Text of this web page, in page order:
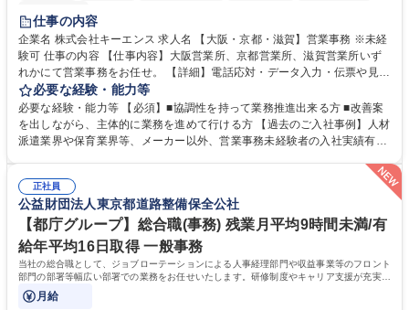
土日祝休み
仕事の内容
企業名 株式会社キーエンス 求人名 【大阪・京都・滋賀】営業事務 ※未経
験可 仕事の内容 【仕事内容】大阪営業所、京都営業所、滋賀営業所いず
れかにて営業事務をお任せ。 【詳細】電話応対・データ入力・伝票や見積
の作成・カタログ送付・来客対応・営業所内で発生する事務業務や業務改
善をお任せ。 【教育制度】ご入社後、育成担当とペアになりながらOJTに
て業務を覚えていただくことが可能です。業務システムがきちんと構築さ
れているため、スムーズに仕事に慣れることができる環境です。また、
常に改善を目指す風土のため、安心して業務に取り組んでいただけます。
募集職種 【大阪・京都・滋賀】営業事務 ※未経験可
必要な経験・能力等
必要な経験・能力等 【必須】■協調性を持って業務推進出来る方 ■改善案
を出しながら、主体的に業務を進めて行ける方 【過去のご入社事例】人材
派遣業界や保育業界等、メーカー以外、営業事務未経験者の入社実績有
により、キーエンスの付加価値向上に貢献します。ベースの定型業務に加
えて、お客様や社員の状況に合わせ、能動的なサポート、改善の動きも期
待され。組織を支えるスペシャリストとして、チームに貢献し、結果的に
社員から頼られる存在になることができます。平均19:30の退勤以降の業
務の持ち帰りも禁止されており、メリハリのある働き方となります。 学
歴・資格 学歴：大学院 大学 高専 短大 語学力： 資格：
正社員
公益財団法人東京都道路整備保全公社
【都庁グループ】総合職(事務) 残業月平均9時間未満/有
給年平均16日取得 一般事務
当社の総合職として、ジョブローテーションによる人事経理部門や収益事業等のフロント
部門の部署等幅広い部署での業務をお任せいたします。研修制度やキャリア支援が充実し
ております！ ※下記業務詳細
月給